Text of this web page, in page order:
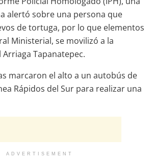
alertó sobre una persona que
de tortuga, por lo que elementos
Ministerial, se movilizó a la
Tapanatepec.
marcaron el alto a un autobús de
Rápidos del Sur para realizar una
ADVERTISEMENT